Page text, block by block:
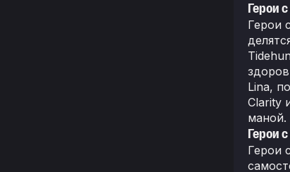
Герои
Герои
Lina,
Clarity
маной.
Герои
Герои